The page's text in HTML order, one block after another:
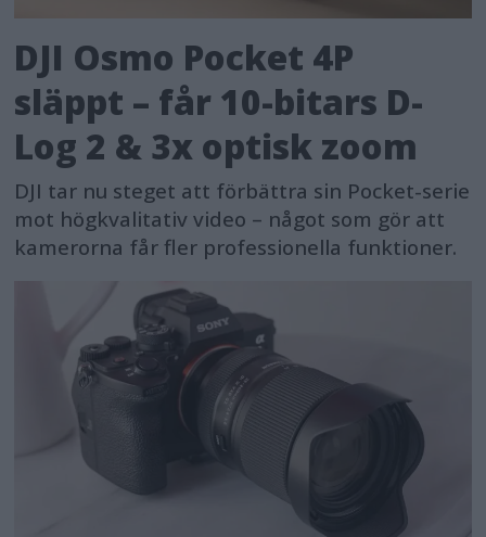
DJI Osmo Pocket 4P
släppt – får 10-bitars D-
Log 2 & 3x optisk zoom
DJI tar nu steget att förbättra sin Pocket-serie
mot högkvalitativ video – något som gör att
kamerorna får fler professionella funktioner.